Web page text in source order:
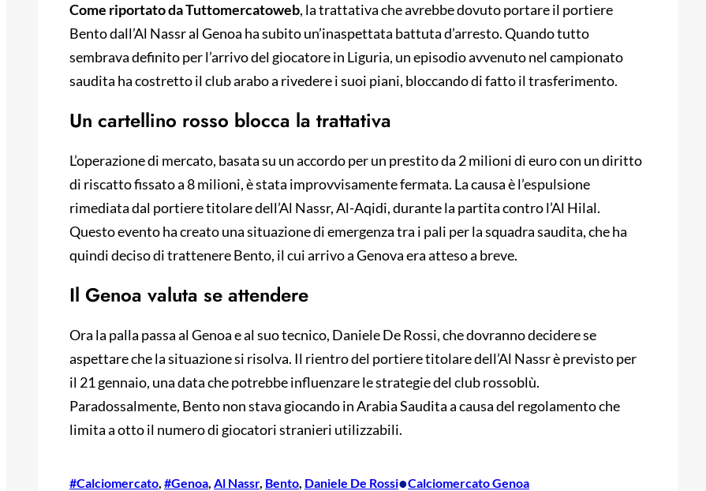
Come riportato da Tuttomercatoweb, la trattativa che avrebbe dovuto portare il portiere
Bento dall’Al Nassr al Genoa ha subito un’inaspettata battuta d’arresto. Quando tutto
sembrava definito per l’arrivo del giocatore in Liguria, un episodio avvenuto nel campionato
saudita ha costretto il club arabo a rivedere i suoi piani, bloccando di fatto il trasferimento.
Un cartellino rosso blocca la trattativa
L’operazione di mercato, basata su un accordo per un prestito da 2 milioni di euro con un diritto
di riscatto fissato a 8 milioni, è stata improvvisamente fermata. La causa è l’espulsione
rimediata dal portiere titolare dell’Al Nassr, Al-Aqidi, durante la partita contro l’Al Hilal.
Questo evento ha creato una situazione di emergenza tra i pali per la squadra saudita, che ha
quindi deciso di trattenere Bento, il cui arrivo a Genova era atteso a breve.
Il Genoa valuta se attendere
Ora la palla passa al Genoa e al suo tecnico, Daniele De Rossi, che dovranno decidere se
aspettare che la situazione si risolva. Il rientro del portiere titolare dell’Al Nassr è previsto per
il 21 gennaio, una data che potrebbe influenzare le strategie del club rossoblù.
Paradossalmente, Bento non stava giocando in Arabia Saudita a causa del regolamento che
limita a otto il numero di giocatori stranieri utilizzabili.
#Calciomercato, #Genoa, Al Nassr, Bento, Daniele De Rossi•Calciomercato Genoa